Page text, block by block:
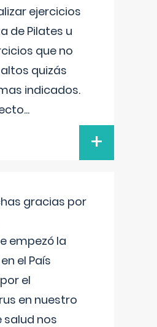
ejercicios
de Pilates u
que no
quizás
indicados.
...
+
gracias por
empezó la
el País
el
en nuestro
salud nos